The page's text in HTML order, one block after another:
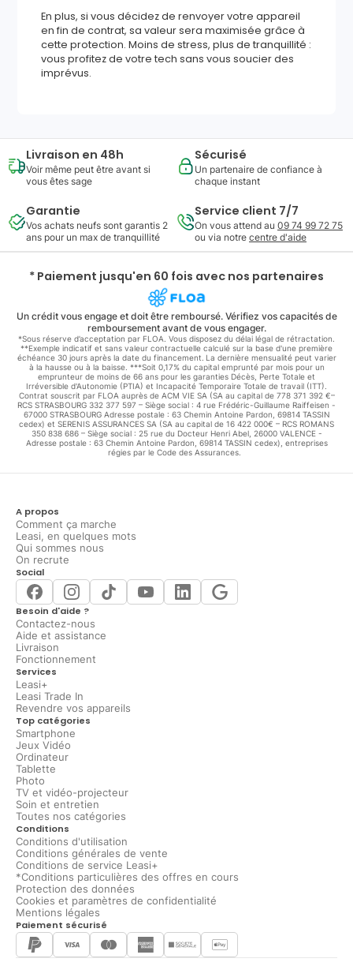
En plus, si vous décidez de renvoyer votre appareil
en fin de contrat, sa valeur sera maximisée grâce à
cette protection. Moins de stress, plus de tranquillité :
vous profitez de votre tech sans vous soucier des
imprévus.
Livraison en 48h
Voir même peut être avant si
vous êtes sage
Sécurisé
Un partenaire de confiance à
chaque instant
Garantie
Vos achats neufs sont garantis 2
ans pour un max de tranquillité
Service client 7/7
On vous attend au 09 74 99 72 75
ou via notre centre d'aide
* Paiement jusqu'en 60 fois avec nos partenaires
Un crédit vous engage et doit être remboursé. Vérifiez vos capacités de
remboursement avant de vous engager.
*Sous réserve d’acceptation par FLOA. Vous disposez du délai légal de rétractation.
**Exemple indicatif et sans valeur contractuelle calculé sur la base d'une première
échéance 30 jours après la date du financement. La dernière mensualité peut varier
à la hausse ou à la baisse. ***Soit 0,17% du capital emprunté par mois pour un
emprunteur de moins de 66 ans pour les garanties Décès, Perte Totale et
Irréversible d'Autonomie (PTIA) et Incapacité Temporaire Totale de travail (ITT).
Contrat souscrit par FLOA auprès de ACM VIE SA (SA au capital de 778 371 392 €–
RCS STRASBOURG 332 377 597 – Siège social : 4 rue Frédéric-Guillaume Raiffeisen -
67000 STRASBOURG Adresse postale : 63 Chemin Antoine Pardon, 69814 TASSIN
cedex) et SERENIS ASSURANCES SA (SA au capital de 16 422 000€ – RCS ROMANS
350 838 686 – Siège social : 25 rue du Docteur Henri Abel, 26000 VALENCE -
Adresse postale : 63 Chemin Antoine Pardon, 69814 TASSIN cedex), entreprises
régies par le Code des Assurances.
A propos
Comment ça marche
Leasi, en quelques mots
Qui sommes nous
On recrute
Social
Besoin d'aide ?
Contactez-nous
Aide et assistance
Livraison
Fonctionnement
Services
Leasi+
Leasi Trade In
Revendre vos appareils
Top catégories
Smartphone
Jeux Vidéo
Ordinateur
Tablette
Photo
TV et vidéo-projecteur
Soin et entretien
Toutes nos catégories
Conditions
Conditions d'utilisation
Conditions générales de vente
Conditions de service Leasi+
*Conditions particulières des offres en cours
Protection des données
Cookies et paramètres de confidentialité
Mentions légales
Paiement sécurisé